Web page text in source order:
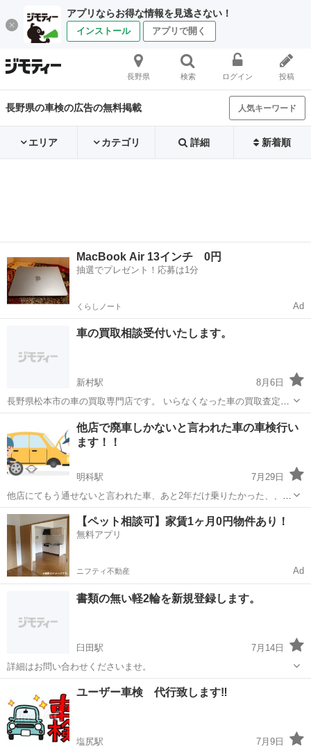
アプリならお得な情報を見逃さない！
インストール アプリで開く
長野県 検索 ログイン 投稿
長野県の車検の広告の無料掲載 人気キーワード
エリア カテゴリ 詳細 新着順
MacBook Air 13インチ 0円
抽選でプレゼント！応募は1分
くらしノート Ad
車の買取相談受付いたします。
新村駅
8月6日
長野県松本市の車の買取専門店です。 いらなくなった車の買取査定致
します。 是非ご連絡ください LINEでお車の買取り査定しています。
LINEid fd19880715is 追加されましたら査定希望と送って下さい。
新村駅 買取
他店で廃車しかないと言われた車の車検行い
ます！！
明科駅
7月29日
他店にてもう通せないと言われた車、あと2年だけ乗りたかった、、等
のお車の車検うちでしたら通せますのでお気軽にご相談ください！ 代
車代は無料になります。 軽自動車諸費用込み55000円〜 普通車60000
円〜
長野 安曇野市 明科駅 車検
【ペット相談可】家賃1ヶ月0円物件あり！
無料アプリ
ニフティ不動産 Ad
書類の無い軽2輪を新規登録します。
臼田駅
7月14日
詳細はお問い合わせくださいませ。
臼田駅 車検
ユーザー車検 代行致します‼️
塩尻駅
7月9日